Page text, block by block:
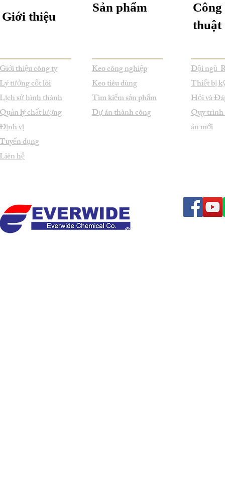
Giới thiệu
Sản phẩm
thuật
Giới thiệu công ty
Lý tưởng cốt lõi
Lịch sử hình thành
Quản lý chất lượng
Định vị
Tuyển dụng
Liên hệ
Keo công nghiệp
Keo tiêu dùng
Tìm kiếm sản phẩm
Dự án thành công
Đội ngũ
Thiết bị
Hỏi và
Quy trình
án mới
© Bản quyền thuộc 1998-2026